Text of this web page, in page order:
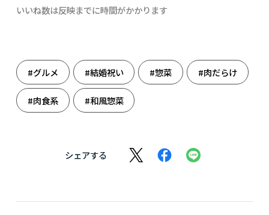
いいね数は反映までに時間がかかります
#グルメ #結婚祝い #惣菜 #肉だらけ
#肉食系 #和風惣菜
シェアする